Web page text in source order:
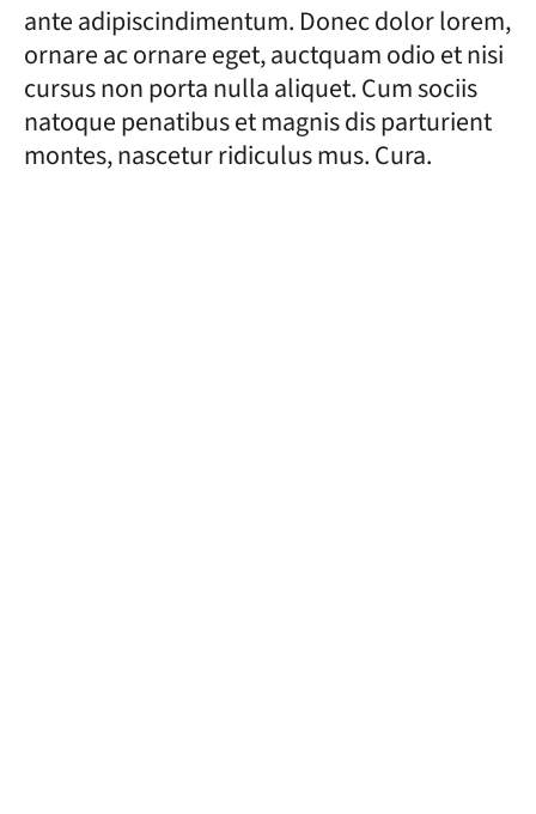
ante adipiscindimentum. Donec dolor lorem,
ornare ac ornare eget, auctquam odio et nisi
cursus non porta nulla aliquet. Cum sociis
natoque penatibus et magnis dis parturient
montes, nascetur ridiculus mus. Cura.